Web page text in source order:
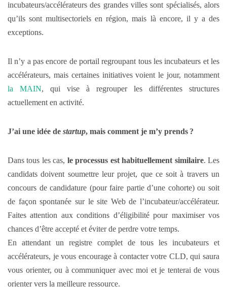
incubateurs/accélérateurs des grandes villes sont spécialisés, alors
qu’ils sont multisectoriels en région, mais là encore, il y a des
exceptions.
Il n’y a pas encore de portail regroupant tous les incubateurs et les
accélérateurs, mais certaines initiatives voient le jour, notamment
la MAIN, qui vise à regrouper les différentes structures
actuellement en activité.
J’ai une idée de startup, mais comment je m’y prends ?
Dans tous les cas, le processus est habituellement similaire. Les
candidats doivent soumettre leur projet, que ce soit à travers un
concours de candidature (pour faire partie d’une cohorte) ou soit
de façon spontanée sur le site Web de l’incubateur/accélérateur.
Faites attention aux conditions d’éligibilité pour maximiser vos
chances d’être accepté et éviter de perdre votre temps.
En attendant un registre complet de tous les incubateurs et
accélérateurs, je vous encourage à contacter votre CLD, qui saura
vous orienter, ou à communiquer avec moi et je tenterai de vous
orienter vers la meilleure ressource.